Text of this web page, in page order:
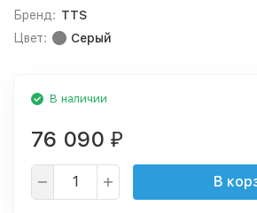
Бренд: TTS
Цвет:
Серый
В наличии
76 090 ₽
В